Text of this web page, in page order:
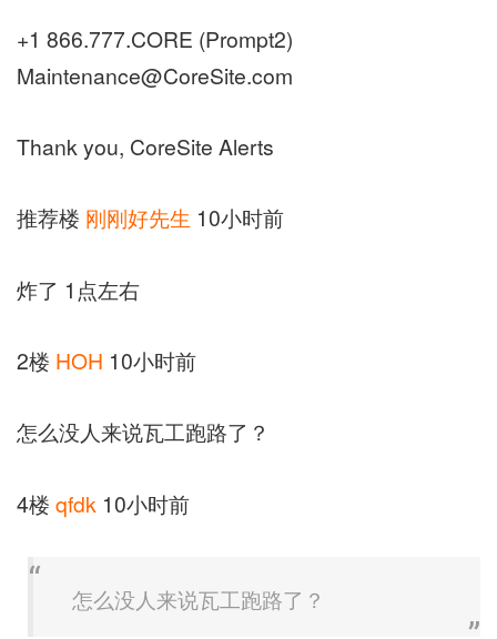
+1 866.777.CORE (Prompt2)
Maintenance@CoreSite.com
Thank you, CoreSite Alerts
推荐楼 刚刚好先生 10小时前
炸了 1点左右
2楼 HOH 10小时前
怎么没人来说瓦工跑路了？
4楼 qfdk 10小时前
怎么没人来说瓦工跑路了？